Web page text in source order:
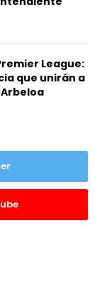
League:
que unirán a